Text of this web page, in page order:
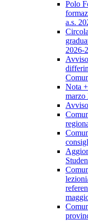
Polo
a.s.
2026-
Nota
marzo